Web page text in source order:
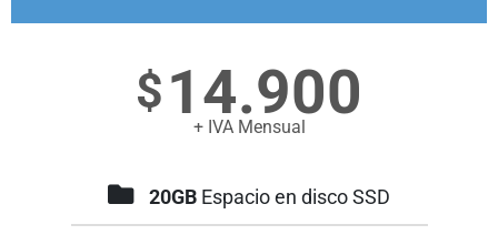
$14.900
+ IVA Mensual
20GB Espacio en disco SSD